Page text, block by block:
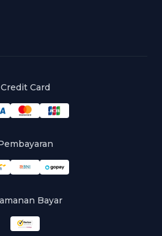
Credit Card
Bayar